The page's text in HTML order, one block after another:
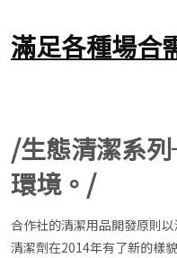
滿足各種場合
/生態清潔系
環境。/
合作社的清潔用品開發原則
清潔劑在2014年有了新的樣